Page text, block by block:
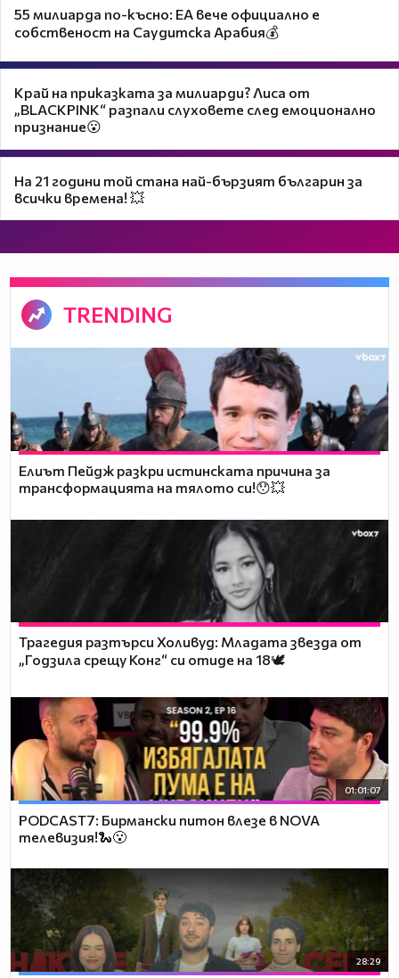
55 милиарда по-късно: EA вече официално е
собственост на Саудитска Арабия💰
Край на приказката за милиарди? Лиса от
„BLACKPINK“ разпали слуховете след емоционално
признание😮
На 21 години той стана най-бързият българин за
всички времена! 💥
TRENDING
Елиът Пейдж разкри истинската причина за
трансформацията на тялото си!😯💥
Трагедия разтърси Холивуд: Младата звезда от
„Годзила срещу Конг“ си отиде на 18🕊️
01:01:07
PODCAST7: Бирмански питон влезе в NOVA
телевизия!🐍😮
28:29